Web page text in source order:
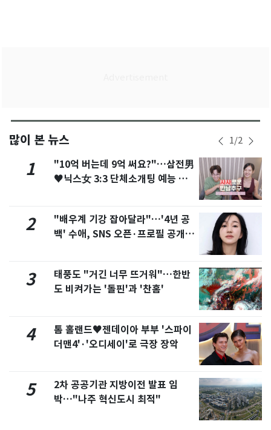
많이 본 뉴스 1/2
1
"10억 버는데 9억 써요?"…삼전男
♥닉스女 3:3 단체소개팅 예능 화
2
"배우계 기강 잡아달라"…'4년 공
백' 수애, SNS 오픈·프로필 공개
3
태풍도 "거긴 너무 뜨거워"…한반
도 비켜가는 '돌핀'과 '찬홈'
4
톰 홀랜드♥젠데이아 부부 '스파이
더맨4'·'오디세이'로 극장 장악
5
2차 공공기관 지방이전 발표 임
박…"나주 혁신도시 최적"